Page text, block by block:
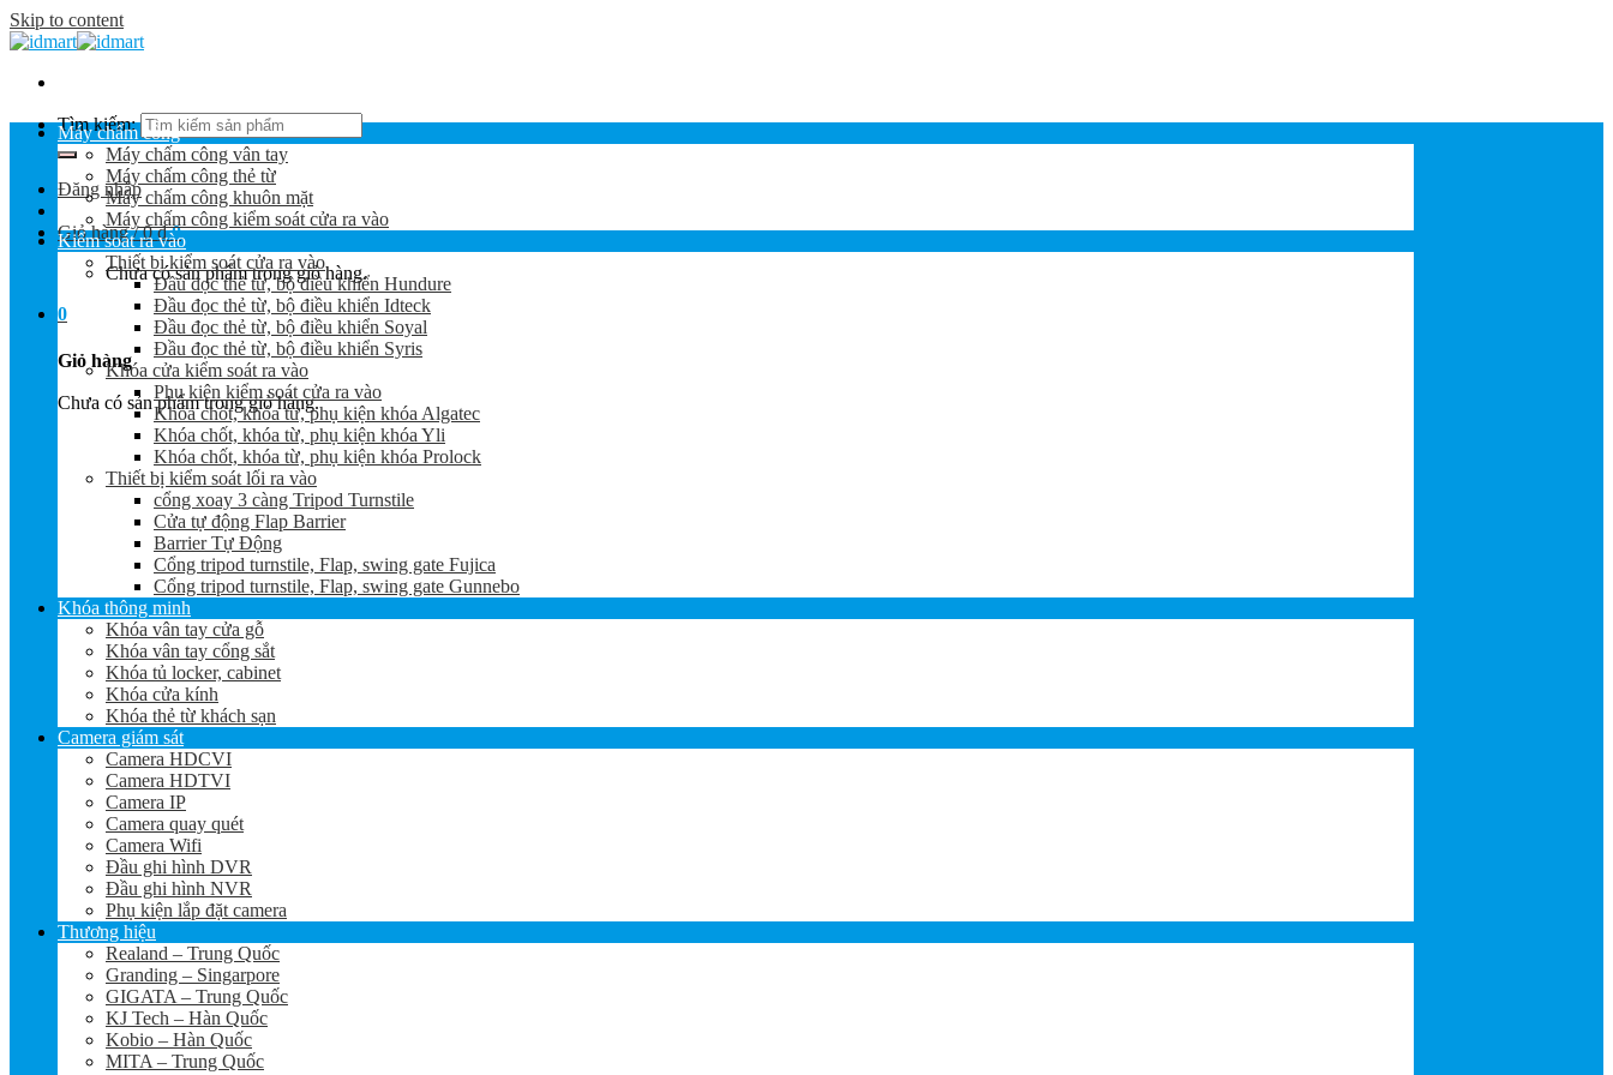
Skip to content
Tìm kiếm:
Đăng nhập
Giỏ hàng /0₫ 0
Chưa có sản phẩm trong giỏ hàng.
0
Giỏ hàng
Chưa có sản phẩm trong giỏ hàng.
Máy chấm công
Máy chấm công vân tay
Máy chấm công thẻ từ
Máy chấm công khuôn mặt
Máy chấm công kiểm soát cửa ra vào
Kiểm soát ra vào
Thiết bị kiểm soát cửa ra vào
Đầu đọc thẻ từ, bộ điều khiển Hundure
Đầu đọc thẻ từ, bộ điều khiển Idteck
Đầu đọc thẻ từ, bộ điều khiển Soyal
Đầu đọc thẻ từ, bộ điều khiển Syris
Khóa cửa kiểm soát ra vào
Phụ kiện kiểm soát cửa ra vào
Khóa chốt, khóa từ, phụ kiện khóa Algatec
Khóa chốt, khóa từ, phụ kiện khóa Yli
Khóa chốt, khóa từ, phụ kiện khóa Prolock
Thiết bị kiểm soát lối ra vào
cổng xoay 3 càng Tripod Turnstile
Cửa tự động Flap Barrier
Barrier Tự Động
Cổng tripod turnstile, Flap, swing gate Fujica
Cổng tripod turnstile, Flap, swing gate Gunnebo
Khóa thông minh
Khóa vân tay cửa gỗ
Khóa vân tay cổng sắt
Khóa tủ locker, cabinet
Khóa cửa kính
Khóa thẻ từ khách sạn
Camera giám sát
Camera HDCVI
Camera HDTVI
Camera IP
Camera quay quét
Camera Wifi
Đầu ghi hình DVR
Đầu ghi hình NVR
Phụ kiện lắp đặt camera
Thương hiệu
Realand – Trung Quốc
Granding – Singarpore
GIGATA – Trung Quốc
KJ Tech – Hàn Quốc
Kobio – Hàn Quốc
MITA – Trung Quốc